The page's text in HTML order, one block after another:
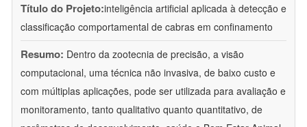
Título do Projeto:inteligência artificial aplicada à detecção e
classificação comportamental de cabras em confinamento
Resumo: Dentro da zootecnia de precisão, a visão
computacional, uma técnica não invasiva, de baixo custo e
com múltiplas aplicações, pode ser utilizada para avaliação e
monitoramento, tanto qualitativo quanto quantitativo, de